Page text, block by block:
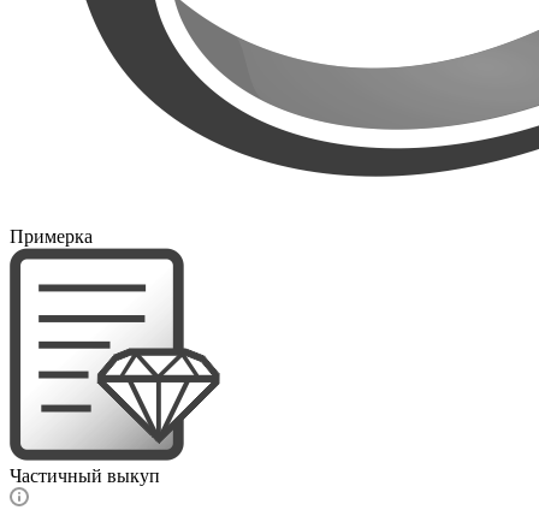
Примерка
Частичный выкуп